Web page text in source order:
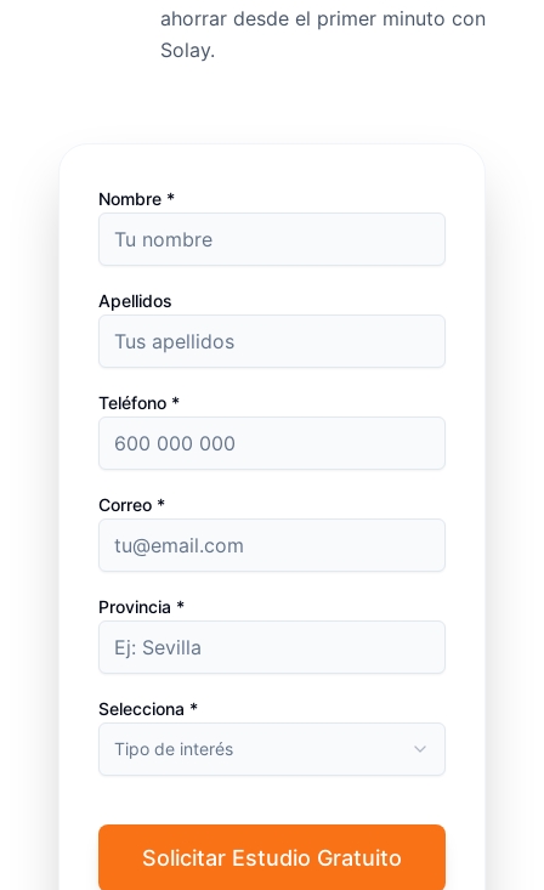
ahorrar desde el primer minuto con
Solay.
Nombre *
Apellidos
Teléfono *
Correo *
Provincia *
Selecciona *
Tipo de interés
Solicitar Estudio Gratuito